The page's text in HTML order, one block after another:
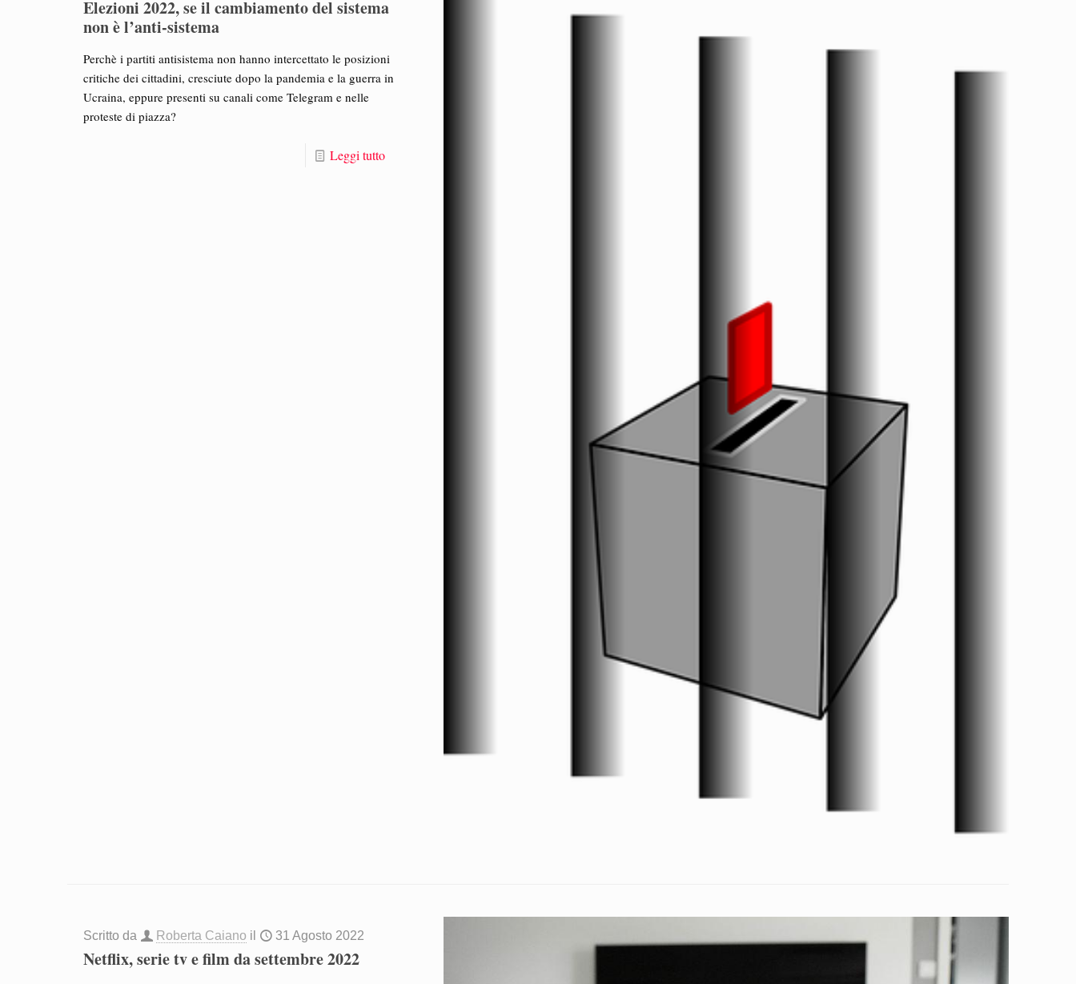
Elezioni 2022, se il cambiamento del sistema
non è l’anti-sistema
Perchè i partiti antisistema non hanno intercettato le posizioni
critiche dei cittadini, cresciute dopo la pandemia e la guerra in
Ucraina, eppure presenti su canali come Telegram e nelle
proteste di piazza?
Leggi tutto
Scritto da Roberta Caiano il 31 Agosto 2022
Netflix, serie tv e film da settembre 2022